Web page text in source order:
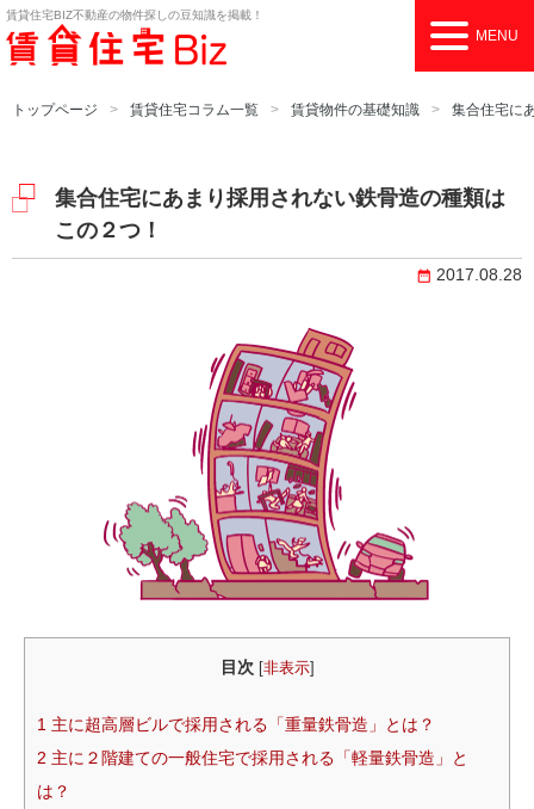
賃貸住宅BIZ不動産の物件探しの豆知識を掲載！
MENU
トップページ 賃貸住宅コラム一覧 賃貸物件の基礎知識 集合住宅に
集合住宅にあまり採用されない鉄骨造の種類は
この２つ！
2017.08.28
目次 [非表示]
1 主に超高層ビルで採用される「重量鉄骨造」とは？
2 主に２階建ての一般住宅で採用される「軽量鉄骨造」と
は？